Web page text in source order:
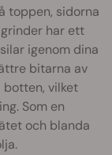
toppen, sidorna
har ett
igenom dina
bitarna av
botten, vilket
Som en
och blanda